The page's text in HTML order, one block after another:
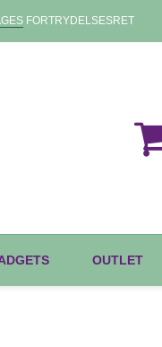
FORTRYDELSESRET
OUTLET